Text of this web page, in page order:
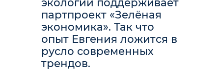
партпроект «Зелёная
экономика». Так что
опыт Евгения ложится в
русло современных
трендов.